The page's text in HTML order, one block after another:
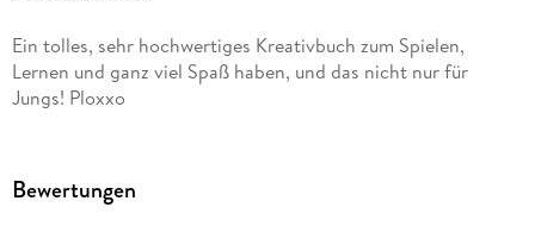
Ein tolles, sehr hochwertiges Kreativbuch zum Spielen,
Lernen und ganz viel Spaß haben, und das nicht nur für
Jungs! Ploxxo
Bewertungen